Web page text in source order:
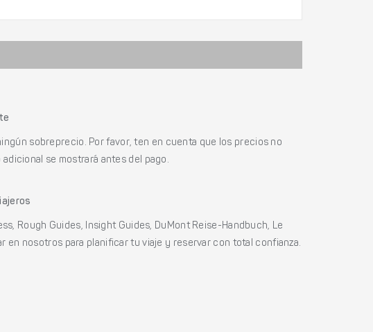
sobreprecio. Por favor, ten en cuenta que los precios no
se mostrará antes del pago.
Rough Guides, Insight Guides, DuMont Reise-Handbuch, Le
en nosotros para planificar tu viaje y reservar con total confianza.